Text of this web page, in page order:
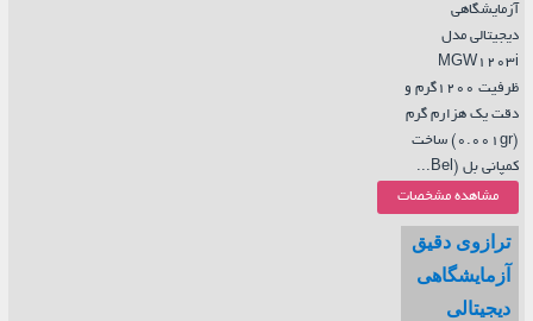
آزمایشگاهی
دیجیتالی مدل
MGW1203i
ظرفیت 1200گرم و
دقت یک هزارم گرم
(0.001gr) ساخت
کمپانی بل (Bel...
مشاهده مشخصات
ترازوی دقیق
آزمایشگاهی
دیجیتالی